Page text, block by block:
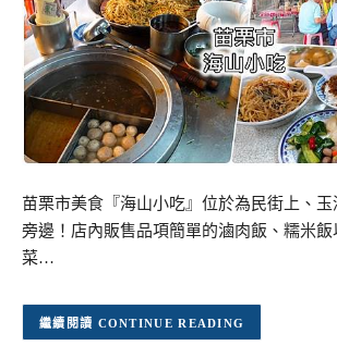
苗栗市美食『海山小吃』位於為民街上、玉
旁邊！店內販售品項簡單的滷肉飯、糯米
菜…
CONTINUE READING